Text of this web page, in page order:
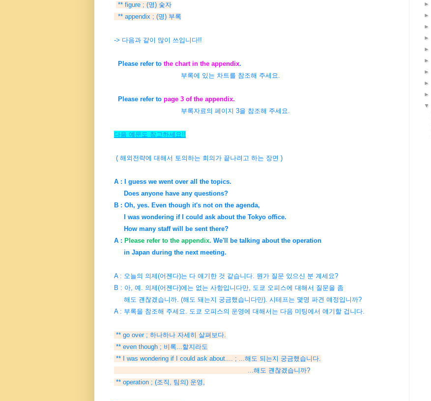
** figure ; (명) 숯자
** appendix ; (명) 부록
-> 다음과 같이 많이 쓰입니다!!
Please refer to the chart in the appendix.
부록에 있는 차트를 참조해 주세요.
Please refer to page 3 of the appendix.
부록자료의 페이지 3을 참조해 주세요.
다음 예문도 참고하세요!!
( 해외전략에 대해서 토의하는 회의가 끝나려고 하는 장면 )
A : I guess we went over all the topics.
Does anyone have any questions?
B : Oh, yes. Even though it's not on the agenda,
I was wondering if I could ask about the Tokyo office.
How many staff will be sent there?
A : Please refer to the appendix. We'll be talking about the operation
in Japan during the next meeting.
A : 오늘의 의제(어젠다)는 다 얘기한 것 같습니다. 뭔가 질문 있으신 분 계세요?
B : 아, 예. 의제(어젠다)에는 없는 사항입니다만, 도쿄 오피스에 대해서 질문을 좀
해도 괜찮겠습니까. (해도 돼는지 궁금했습니다만). 시테프는 몇명 파견 얘정입니까?
A : 부록을 참조해 주세요. 도쿄 오피스의 운영에 대해서는 다음 미팅에서 얘기할 겁니다.
** go over ; 하나하나 자세히 살펴보다.
** even though ; 비록...할지라도
** I was wondering if I could ask about.... ; ...해도 되는지 궁금했습니다.
...해도 괜찮겠습니까?
** operation ; (조직, 팀의) 운영,
►
►
►
►
►
►
►
►
►
▼